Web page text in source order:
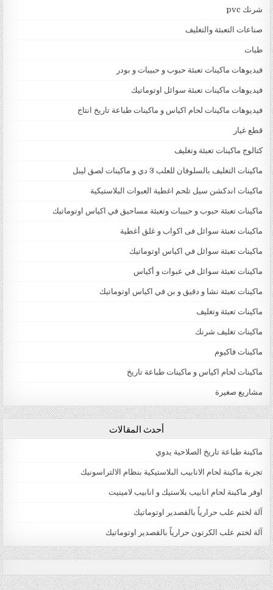
شرنك pvc
صناعات التعبئة والتغليف
طبات
فيديوهات ماكينات تعبئة حبوب و حبيبات و بودر
فيديوهات ماكينات تعبئة سوائل اوتوماتيك
فيديوهات ماكينات لحام اكياس و ماكينات طباعة تاريخ انتاج
قطع غيار
كتالوج ماكينات تعبئة وتغليف
ماكينات التغليف بالسلوفان للعلب 3 دي و ماكينات لصق ليبل
ماكينات اندكشن سيل تلحم اغطية العبوات البلاستيكية
ماكينات تعبئة حبوب و حبيبات وتعبئة مساحيق في اكياس اوتوماتيك
ماكينات تعبئة سوائل فى اكواب و غلق أغطية
ماكينات تعبئة سوائل في اكياس اوتوماتيك
ماكينات تعبئة سوائل في عبوات و أكياس
ماكينات تعبئة نشا و دقيق و بن في اكياس اوتوماتيك
ماكينات تعبئة وتغليف
ماكينات تغليف شرنك
ماكينات فاكيوم
ماكينات لحام اكياس و ماكينات طباعة تاريخ
مشاريع صغيرة
أحدث المقالات
ماكينة طباعة تاريخ الصلاحية يدوي
تجربة ماكينة لحام الانابيب البلاستيكية بنظام الالتراسونيك
اوفر ماكينة لحام انابيب بلاستيك و انابيب لامينيت
آلة لختم علب حرارياً بالقصدير اوتوماتيك
آلة لختم علب الكرتون حرارياً بالقصدير اوتوماتيك
male enlargement pills